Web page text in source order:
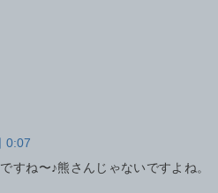
0:07
すね〜♪熊さんじゃないですよね。